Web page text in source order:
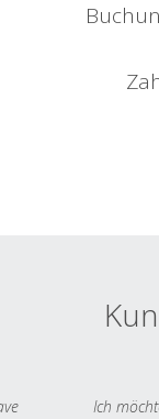
Ich